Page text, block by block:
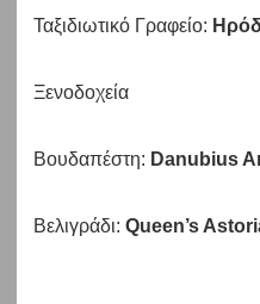
Ταξιδιωτικό Γραφείο:
Ξενοδοχεία
Βουδαπέστη: Danubius
Βελιγράδι: Queen’s